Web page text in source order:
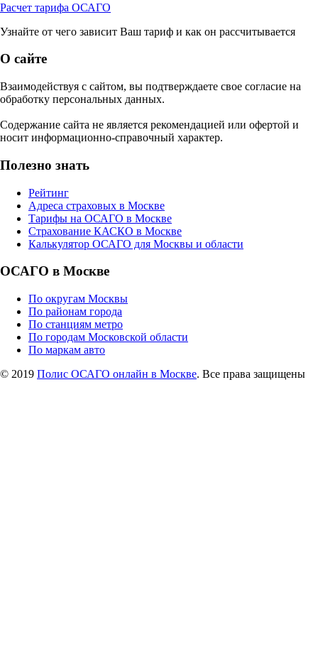
Расчет тарифа ОСАГО
Узнайте от чего зависит Ваш тариф и как он рассчитывается
О сайте
Взаимодействуя с сайтом, вы подтверждаете свое согласие на
обработку персональных данных.
Содержание сайта не является рекомендацией или офертой и
носит информационно-справочный характер.
Полезно знать
Рейтинг
Адреса страховых в Москве
Тарифы на ОСАГО в Москве
Страхование КАСКО в Москве
Калькулятор ОСАГО для Москвы и области
ОСАГО в Москве
По округам Москвы
По районам города
По станциям метро
По городам Московской области
По маркам авто
© 2019 Полис ОСАГО онлайн в Москве. Все права защищены